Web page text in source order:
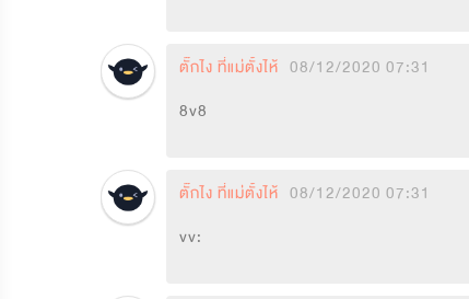
ตั๊กไง ที่แม่ตั้งไห้ 08/12/2020 07:31
8v8
ตั๊กไง ที่แม่ตั้งไห้ 08/12/2020 07:31
vv: